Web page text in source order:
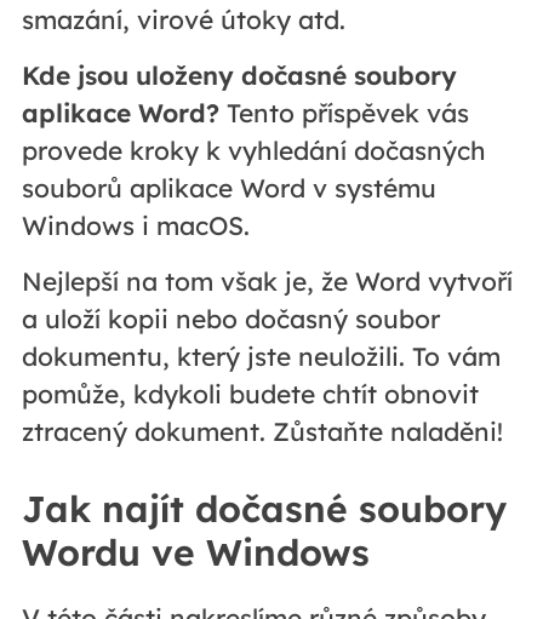
smazání, virové útoky atd.
Kde jsou uloženy dočasné soubory
aplikace Word?Tento příspěvek vás
provede kroky k vyhledání dočasných
souborů aplikace Word v systému
Windows i macOS.
Nejlepší na tom však je, že Word vytvoří
a uloží kopii nebo dočasný soubor
dokumentu, který jste neuložili. To vám
pomůže, kdykoli budete chtít obnovit
ztracený dokument. Zůstaňte naladěni!
Jak najít dočasné soubory
Wordu ve Windows